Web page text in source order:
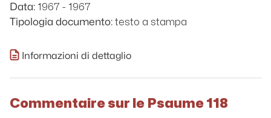
Data: 1967 - 1967
Tipologia documento: testo a stampa
Informazioni di dettaglio
Commentaire sur le Psaume 118